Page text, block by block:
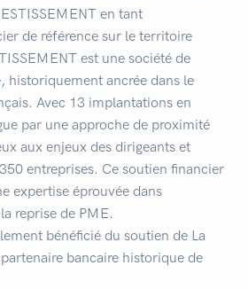
en tant
de référence sur le territoire
est une société de
historiquement ancrée dans le
Avec 13 implantations en
par une approche de proximité
aux enjeux des dirigeants et
entreprises. Ce soutien financier
expertise éprouvée dans
reprise de PME.
bénéficié du soutien de La
bancaire historique de